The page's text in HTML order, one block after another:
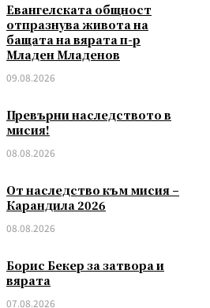
Евангелската общност
отпразнува живота на
бащата на вярата п-р
Младен Младенов
09.08.2026
Превърни наследството в
мисия!
08.08.2026
От наследство към мисия –
Карандила 2026
08.08.2026
Борис Бекер за затвора и
вярата
07.08.2026